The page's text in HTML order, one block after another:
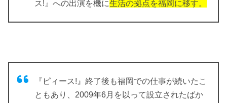
ス!』への出演を機に生活の拠点を福岡に移す。
『ピィース!』終了後も福岡での仕事が続いたこ
ともあり、2009年6月を以って設立されたばか